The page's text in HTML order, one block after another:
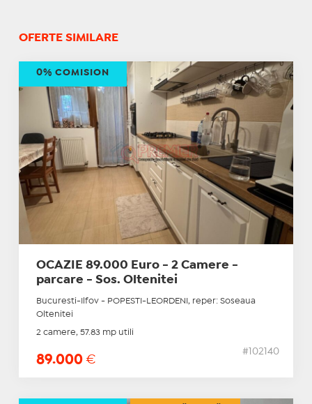
OFERTE SIMILARE
OCAZIE 89.000 Euro - 2 Camere -
parcare - Sos. Oltenitei
Bucuresti-Ilfov - POPESTI-LEORDENI, reper: Soseaua
Oltenitei
2 camere, 57.83 mp utili
89.000 €
#102140
0% COMISION